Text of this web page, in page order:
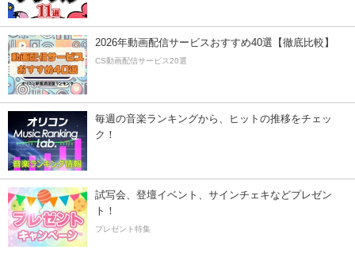
2026年動画配信サービスおすすめ40選【徹底比較】
CS動画配信サービス20選
毎週の音楽ランキングから、ヒットの推移をチェッ
ク！
試写会、登壇イベント、サインチェキなどプレゼン
ト！
プレゼント特集